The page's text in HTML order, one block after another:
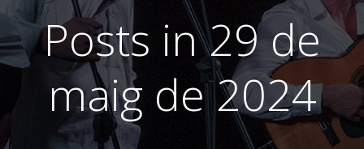
Posts in 29 de
maig de 2024